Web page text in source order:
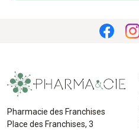
Pharmacie des Franchises
Place des Franchises, 3